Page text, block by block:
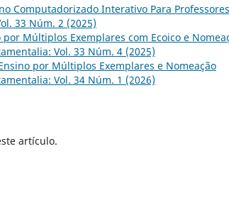
Computadorizado Interativo Para
33 Núm. 2 (2025)
por Múltiplos Exemplares com Ecoico e
Vol. 33 Núm. 4 (2025)
por Múltiplos Exemplares e Nomeação
Vol. 34 Núm. 1 (2026)
artículo.